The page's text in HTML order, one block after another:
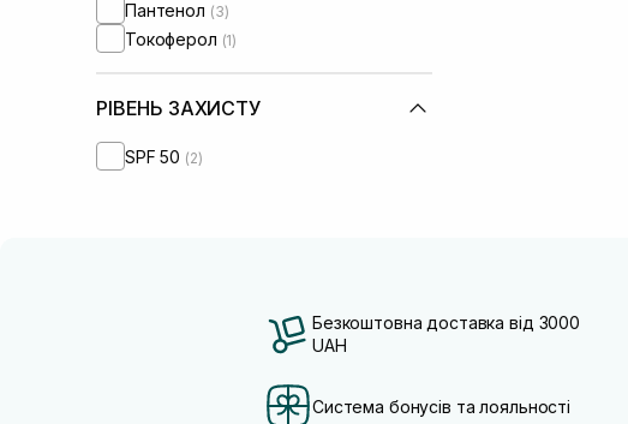
Пантенол (3)
Токоферол (1)
РІВЕНЬ ЗАХИСТУ
SPF 50 (2)
Безкоштовна доставка від 3000
UAH
Система бонусів та лояльності